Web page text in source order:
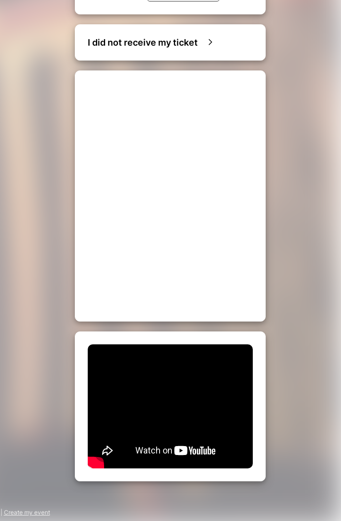
I did not receive my ticket
Create my event